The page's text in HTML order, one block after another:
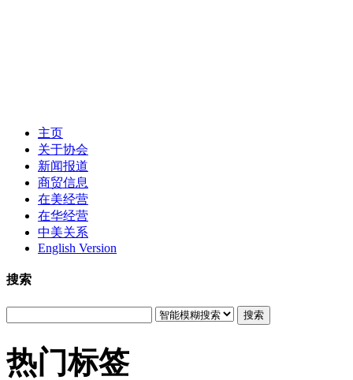
主页
关于协会
新闻报道
商贸信息
在美经营
在华经营
中美关系
English Version
搜索
搜索
热门标签